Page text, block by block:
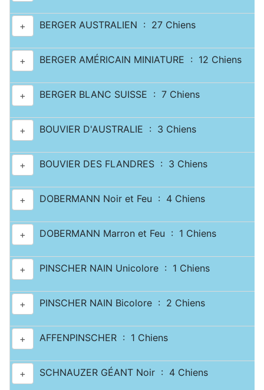
+ BERGER AUSTRALIEN : 27 Chiens
+ BERGER AMÉRICAIN MINIATURE : 12 Chiens
+ BERGER BLANC SUISSE : 7 Chiens
+ BOUVIER D'AUSTRALIE : 3 Chiens
+ BOUVIER DES FLANDRES : 3 Chiens
+ DOBERMANN Noir et Feu : 4 Chiens
+ DOBERMANN Marron et Feu : 1 Chiens
+ PINSCHER NAIN Unicolore : 1 Chiens
+ PINSCHER NAIN Bicolore : 2 Chiens
+ AFFENPINSCHER : 1 Chiens
+ SCHNAUZER GÉANT Noir : 4 Chiens